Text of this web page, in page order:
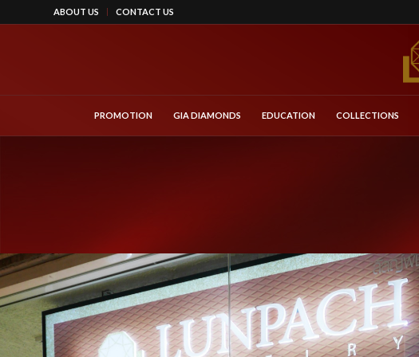
ABOUT US CONTACT US
PROMOTION GIA DIAMONDS EDUCATION COLLECTIONS